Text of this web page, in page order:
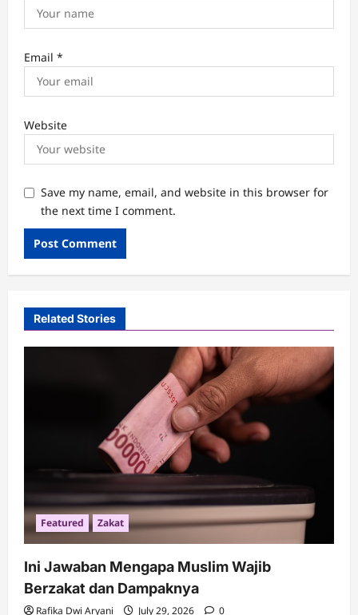
Email *
Website
Save my name, email, and website in this browser for
the next time I comment.
Related Stories
Featured Zakat
Ini Jawaban Mengapa Muslim Wajib
Berzakat dan Dampaknya
Rafika Dwi Aryani July 29, 2026 0